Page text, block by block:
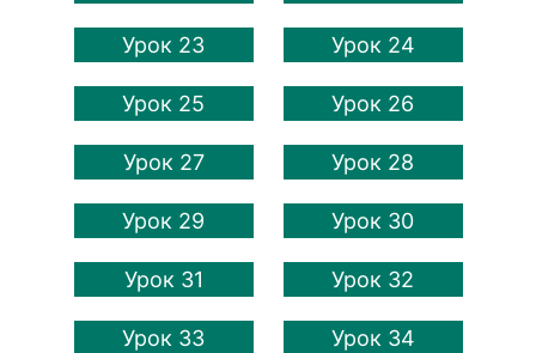
Урок 23 Урок 24
Урок 25 Урок 26
Урок 27 Урок 28
Урок 29 Урок 30
Урок 31 Урок 32
Урок 33 Урок 34